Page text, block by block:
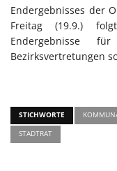
Endergebnisses der
Freitag (19.9.)
Endergebnisse
Bezirksvertretungen
STICHWORTE
STADTRAT